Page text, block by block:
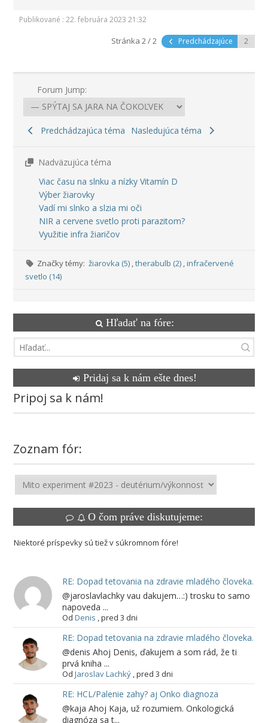
Publikované : 22. februára 2023 21:32
Stránka 2 / 2 Predchádzajúce
Forum Jump:
Predchádzajúca téma Nasledujúca téma
Nadväzujúca téma
Viac času na slnku a nízky Vitamín D
Výber žiarovky
Vadí mi slnko a slzia mi oči
NIR a cervene svetlo proti parazitom?
Využitie infra žiaričov
Značky témy: žiarovka (5) ,therabulb (2) ,infračervené
svetlo (14)
Hľadať na fóre:
Pridaj sa k nám ešte dnes!
Pripoj sa k nám!
Zoznam fór:
O čom práve diskutujeme:
Niektoré príspevky sú tiež v súkromnom fóre!
RE: Dopad tetovania na zdravie mladého človeka.
@jaroslavlachky vau dakujem…:) trosku to samo
napoveda ...
Od Denis ,pred 3 dni
RE: Dopad tetovania na zdravie mladého človeka.
@denis Ahoj Denis, ďakujem a som rád, že ti
prvá kniha ...
Od Jaroslav Lachký,pred 3 dni
RE: HCL/Palenie zahy? aj Onko diagnoza
@kaja Ahoj Kaja, už rozumiem. Onkologická
diagnóza sa t...